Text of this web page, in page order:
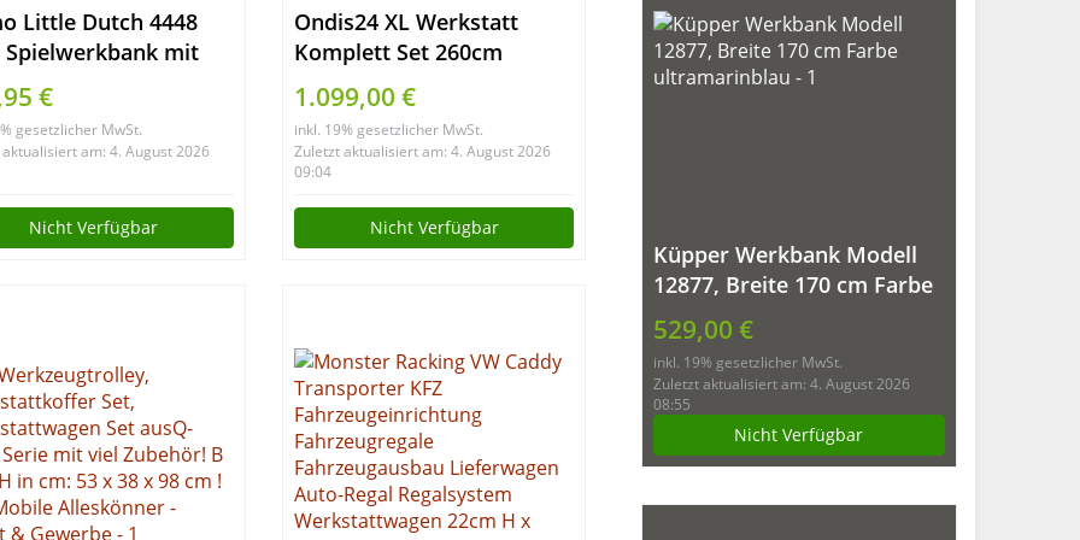
Little Dutch 4448
Spielwerkbank mit
und
blau Mint
cm
€
gesetzlicher MwSt.
am: 4. August 2026
Nicht Verfügbar
Ondis24 XL Werkstatt
Komplett Set 260cm
vormontierte
Männerküche
Werkstattrichtung
modular mit
Holzarbeitsplatte,
Werkzeugschränke,
1.099,00 €
inkl. 19% gesetzlicher MwSt.
Zuletzt aktualisiert am: 4. August 2026
09:04
Nicht Verfügbar
Küpper Werkbank Modell
12877, Breite 170 cm Farbe
ultramarinblau
529,00 €
inkl. 19% gesetzlicher MwSt.
Zuletzt aktualisiert am: 4. August 2026
08:55
Nicht Verfügbar